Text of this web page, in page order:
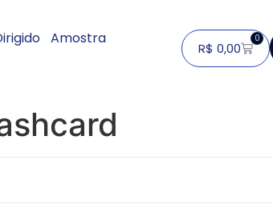
Amostra
R$ 0,00
0